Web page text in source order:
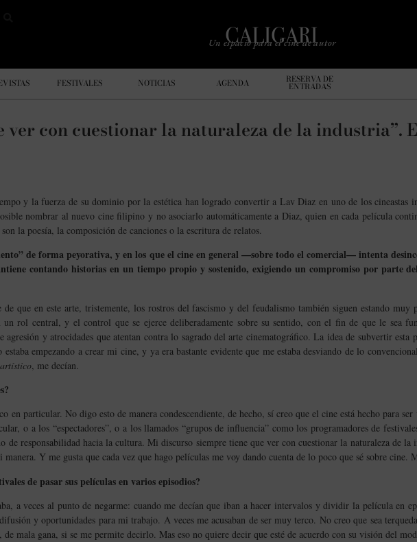
Un espacio para el cine de autor
FESTIVALES NOTICIAS AGENDA RESERVA DE
ENTRADAS
ver con cuestionar la naturaleza de la industria”.
y la fuerza de su dominio por la estética han logrado convertir a Lav Diaz en uno de los cineastas
nombrar al nuevo cine filipino y no asociarlo automáticamente a Diaz, quien en cada película
la poesía, la composición de canciones o la escritura de relatos.
de forma peyorativa, y en los que el cine en general —sobre todo el comercial— intenta
contando historias en un tiempo propio y sostenido, exigiendo un compromiso por parte
que en este arte, tristemente, los rostros del fascismo y del feudalismo también siguen estando
rol central, y el control que se ejerce deliberadamente sobre su sentido, con el fin de que le sea
agresión y atrocidades que atentan contra lo sagrado del arte cinematográfico. La idea de subvertir
empezando a crear mi cine, y ya era bastante evidente que me estaba desviando de lo
, me decían.
en particular. No digo esto de manera condescendiente, de hecho, sí creo que el cine está hecho para
o a los “espectadores”, o a los llamados “grupos de influencia” como los programadores de
de responsabilidad hacia la cultura. Mi discurso siempre tiene que ver con cuestionar la naturaleza de
Y me gusta que cada vez que hago películas me voy dando cuenta de lo poco que sé sobre
de pasar sus películas en varios episodios?
a veces al punto de negarme: cuando me decían que iban a hacer intervalos y dividir la película en
y oportunidades para mi trabajo. A veces me acusaban de ser muy terco. No creo que sea
mala gana, si se me permite decirlo. Mas eso no quiere decir que esté de acuerdo con su visión del